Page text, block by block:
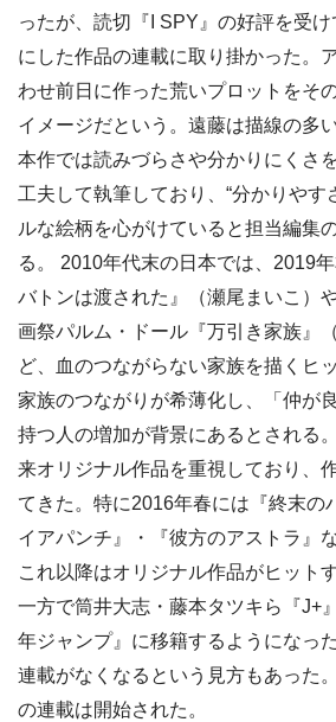
ったが、読切『I SPY』の好評を受
にした作品の連載に取り掛かった。
わせ前日に作った荒いプロットをそ
イメージだという。遠藤は描線の多
本作では読みづらさや分かりにくさ
工夫して執筆しており、“分かりやす
ルな絵柄を心がけていると担当編集
る。 2010年代末の日本では、2019年
バトンは渡された』（瀬尾まいこ）
画祭パルム・ドール『万引き家族』
ど、血のつながらない家族を描くヒ
家族のつながりが希薄化し、「仲が
持つ人の増加が背景にあるとされる
来オリジナル作品を重視しており、
てきた。特に2016年春には『終末の
イアパンチ』・『彼方のアストラ』
これ以降はオリジナル作品がヒット
一方で筒井大志・藤本タツキら『J+
年ジャンプ』に移籍するようになっ
連載がなくなるという見方もあった
の連載は開始された。